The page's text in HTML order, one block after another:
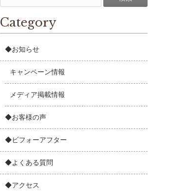
Category
◆お知らせ
キャンペーン情報
メディア掲載情報
◆お客様の声
◆ビフォーアフター
◆よくある質問
◆アクセス